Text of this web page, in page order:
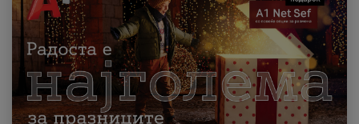
МК EN SQ
Приватни Деловни